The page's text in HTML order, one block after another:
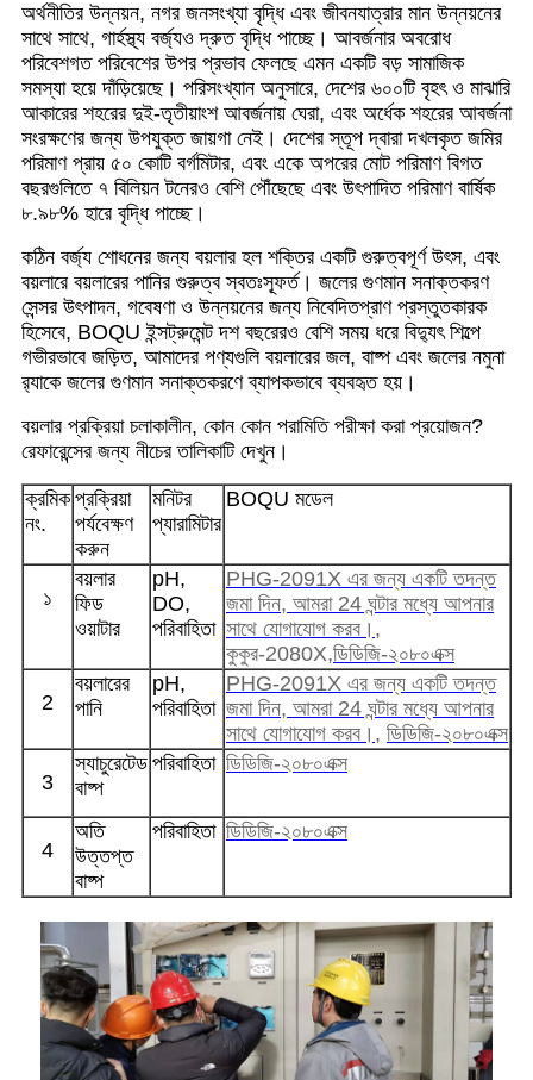
অর্থনীতির উন্নয়ন, নগর জনসংখ্যা বৃদ্ধি এবং জীবনযাত্রার মান উন্নয়নের
সাথে সাথে, গার্হস্থ্য বর্জ্যও দ্রুত বৃদ্ধি পাচ্ছে। আবর্জনার অবরোধ
পরিবেশগত পরিবেশের উপর প্রভাব ফেলছে এমন একটি বড় সামাজিক
সমস্যা হয়ে দাঁড়িয়েছে। পরিসংখ্যান অনুসারে, দেশের ৬০০টি বৃহৎ ও মাঝারি
আকারের শহরের দুই-তৃতীয়াংশ আবর্জনায় ঘেরা, এবং অর্ধেক শহরের আবর্জনা
সংরক্ষণের জন্য উপযুক্ত জায়গা নেই। দেশের স্তূপ দ্বারা দখলকৃত জমির
পরিমাণ প্রায় ৫০ কোটি বর্গমিটার, এবং একে অপরের মোট পরিমাণ বিগত
বছরগুলিতে ৭ বিলিয়ন টনেরও বেশি পৌঁছেছে এবং উৎপাদিত পরিমাণ বার্ষিক
৮.৯৮% হারে বৃদ্ধি পাচ্ছে।
কঠিন বর্জ্য শোধনের জন্য বয়লার হল শক্তির একটি গুরুত্বপূর্ণ উৎস, এবং
বয়লারে বয়লারের পানির গুরুত্ব স্বতঃস্ফূর্ত। জলের গুণমান সনাক্তকরণ
সেন্সর উৎপাদন, গবেষণা ও উন্নয়নের জন্য নিবেদিতপ্রাণ প্রস্তুতকারক
হিসেবে, BOQU ইন্সট্রুমেন্ট দশ বছরেরও বেশি সময় ধরে বিদ্যুৎ শিল্পে
গভীরভাবে জড়িত, আমাদের পণ্যগুলি বয়লারের জল, বাষ্প এবং জলের নমুনা
র‍্যাকে জলের গুণমান সনাক্তকরণে ব্যাপকভাবে ব্যবহৃত হয়।
বয়লার প্রক্রিয়া চলাকালীন, কোন কোন পরামিতি পরীক্ষা করা প্রয়োজন?
রেফারেন্সের জন্য নীচের তালিকাটি দেখুন।
ক্রমিক
নং.
প্রক্রিয়া
পর্যবেক্ষণ
করুন
মনিটর
প্যারামিটার
BOQU মডেল
১
বয়লার
ফিড
ওয়াটার
pH,
DO,
পরিবাহিতা
PHG-2091X এর জন্য একটি তদন্ত
জমা দিন, আমরা 24 ঘন্টার মধ্যে আপনার
সাথে যোগাযোগ করব। ,
কুকুর-2080X,ডিডিজি-২০৮০এক্স
2
বয়লারের
পানি
pH,
পরিবাহিতা
PHG-2091X এর জন্য একটি তদন্ত
জমা দিন, আমরা 24 ঘন্টার মধ্যে আপনার
সাথে যোগাযোগ করব। , ডিডিজি-২০৮০এক্স
3
স্যাচুরেটেড
বাষ্প
পরিবাহিতা ডিডিজি-২০৮০এক্স
4
অতি
উত্তপ্ত
বাষ্প
পরিবাহিতা ডিডিজি-২০৮০এক্স